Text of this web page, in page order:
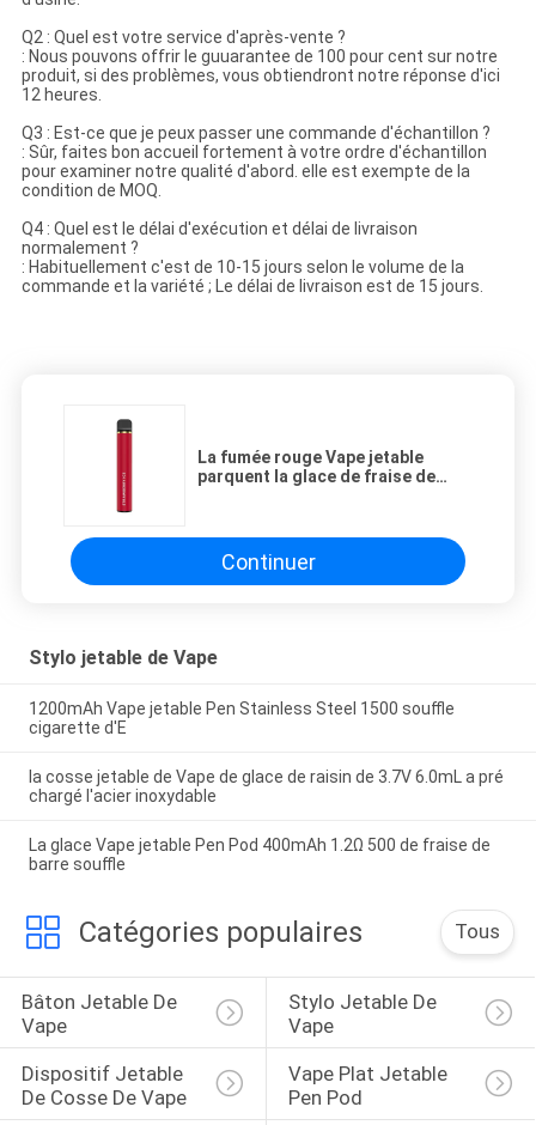
Q2 : Quel est votre service d'après-vente ?
: Nous pouvons offrir le guuarantee de 100 pour cent sur notre
produit, si des problèmes, vous obtiendront notre réponse d'ici
12 heures.
Q3 : Est-ce que je peux passer une commande d'échantillon ?
: Sûr, faites bon accueil fortement à votre ordre d'échantillon
pour examiner notre qualité d'abord. elle est exempte de la
condition de MOQ.
Q4 : Quel est le délai d'exécution et délai de livraison
normalement ?
: Habituellement c'est de 10-15 jours selon le volume de la
commande et la variété ; Le délai de livraison est de 15 jours.
La fumée rouge Vape jetable
parquent la glace de fraise de
Continuer
Stylo jetable de Vape
1200mAh Vape jetable Pen Stainless Steel 1500 souffle
cigarette d'E
la cosse jetable de Vape de glace de raisin de 3.7V 6.0mL a pré
chargé l'acier inoxydable
La glace Vape jetable Pen Pod 400mAh 1.2Ω 500 de fraise de
barre souffle
Catégories populaires Tous
Bâton Jetable De
Vape
Stylo Jetable De
Vape
Dispositif Jetable
De Cosse De Vape
Vape Plat Jetable
Pen Pod